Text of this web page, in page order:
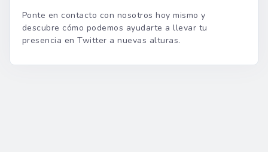
Ponte en contacto con nosotros hoy mismo y
descubre cómo podemos ayudarte a llevar tu
presencia en Twitter a nuevas alturas.